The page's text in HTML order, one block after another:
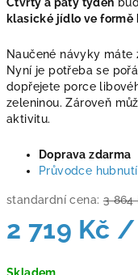
klasické jídlo ve formě
Naučené návyky máte
Nyní je potřeba se
dopřejete porce
zeleninou. Zároveň
aktivitu.
Doprava zdarma
Průvodce
standardní cena: 3 864
2 719 Kč /